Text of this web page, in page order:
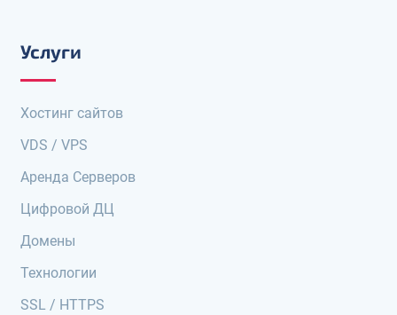
Услуги
Хостинг сайтов
VDS / VPS
Аренда Серверов
Цифровой ДЦ
Домены
Технологии
SSL / HTTPS